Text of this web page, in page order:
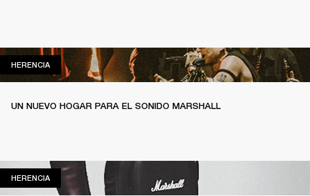
HERENCIAHERENCIA
UN NUEVO HOGAR PARA EL SONIDO MARSHALL
HERENCIAHERENCIA